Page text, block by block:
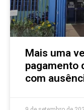
Mais uma
pagamento
com